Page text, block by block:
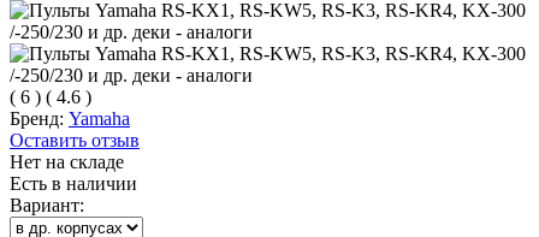
( 6 ) ( 4.6 )
Бренд: Yamaha
Оставить отзыв
Нет на складе
Есть в наличии
Вариант: